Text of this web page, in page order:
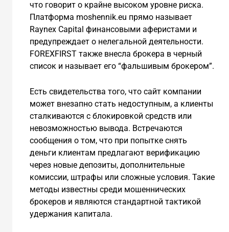
что говорит о крайне высоком уровне риска.
Платформа moshennik.eu прямо называет
Raynex Capital финансовыми аферистами и
предупреждает о нелегальной деятельности.
FOREXFIRST также внесла брокера в черный
список и называет его “фальшивым брокером”.
Есть свидетельства того, что сайт компании
может внезапно стать недоступным, а клиенты
сталкиваются с блокировкой средств или
невозможностью вывода. Встречаются
сообщения о том, что при попытке снять
деньги клиентам предлагают верификацию
через новые депозиты, дополнительные
комиссии, штрафы или сложные условия. Такие
методы известны среди мошеннических
брокеров и являются стандартной тактикой
удержания капитала.